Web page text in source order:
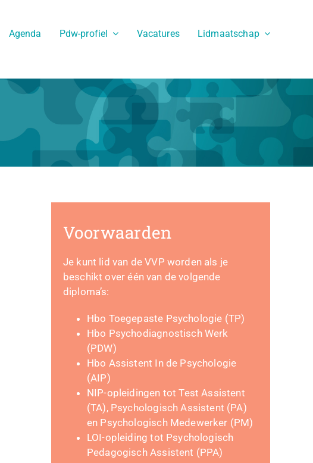
Agenda Pdw-profiel Vacatures Lidmaatschap
Voorwaarden
Je kunt lid van de VVP worden als je
beschikt over één van de volgende
diploma’s:
Hbo Toegepaste Psychologie (TP)
Hbo Psychodiagnostisch Werk
(PDW)
Hbo Assistent In de Psychologie
(AIP)
NIP-opleidingen tot Test Assistent
(TA), Psychologisch Assistent (PA)
en Psychologisch Medewerker (PM)
LOI-opleiding tot Psychologisch
Pedagogisch Assistent (PPA)